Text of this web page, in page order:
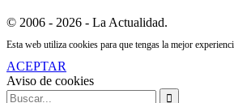
© 2006 - 2026 - La Actualidad.
Esta web utiliza cookies para que tengas la mejor
ACEPTAR
Aviso de cookies